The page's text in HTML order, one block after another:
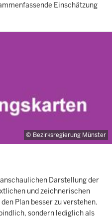
Einschätzung
Bezirksregierung Münster
Darstellung der
und zeichnerischen
Plan besser zu verstehen.
sondern lediglich als